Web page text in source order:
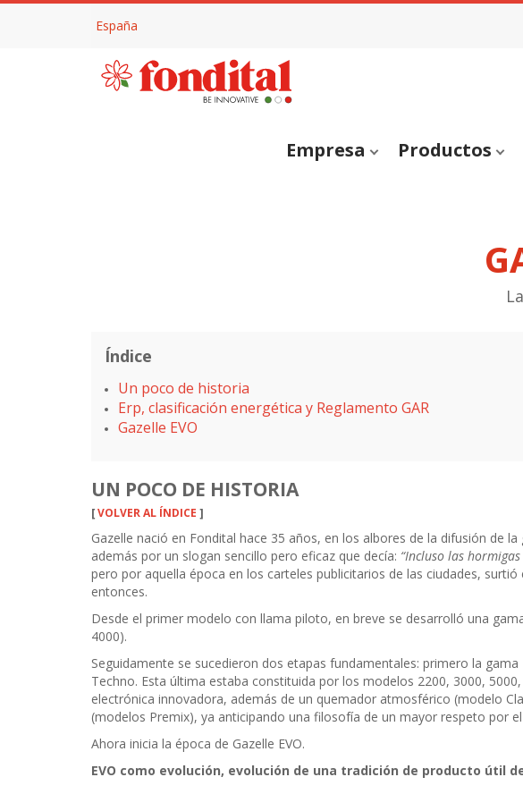
España
Empresa Productos
Índice
Un poco de historia
Erp, clasificación energética y Reglamento GAR
Gazelle EVO
UN POCO DE HISTORIA
[VOLVER AL ÍNDICE ]
Gazelle nació en Fondital hace 35 años, en los albores de la difusión de
además por un slogan sencillo pero eficaz que decía: “Incluso las
pero por aquella época en los carteles publicitarios de las ciudades,
entonces.
Desde el primer modelo con llama piloto, en breve se desarrolló una
4000).
Seguidamente se sucedieron dos etapas fundamentales: primero la
Techno. Esta última estaba constituida por los modelos 2200, 3000,
electrónica innovadora, además de un quemador atmosférico (modelo
(modelos Premix), ya anticipando una filosofía de un mayor respeto por
Ahora inicia la época de Gazelle EVO.
EVO como evolución, evolución de una tradición de producto